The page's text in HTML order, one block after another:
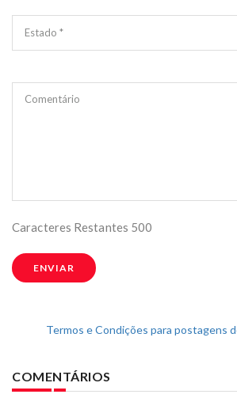
Estado *
Comentário
Caracteres Restantes 500
ENVIAR
Termos e Condições para postagens
COMENTÁRIOS